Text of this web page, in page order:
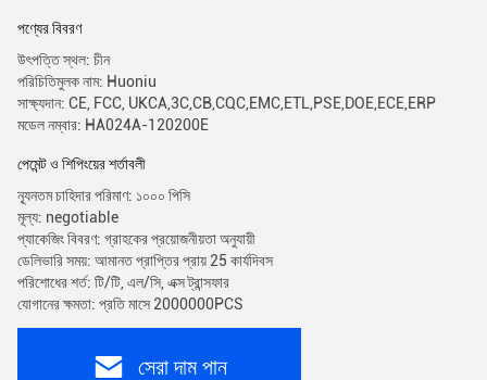
পণ্যের বিবরণ
উৎপত্তি স্থল: চীন
পরিচিতিমুলক নাম: Huoniu
সাক্ষ্যদান: CE, FCC, UKCA,3C,CB,CQC,EMC,ETL,PSE,DOE,ECE,ERP
মডেল নম্বার: HA024A-120200E
পেমেন্ট ও শিপিংয়ের শর্তাবলী
ন্যূনতম চাহিদার পরিমাণ: ১০০০ পিসি
মূল্য: negotiable
প্যাকেজিং বিবরণ: গ্রাহকের প্রয়োজনীয়তা অনুযায়ী
ডেলিভারি সময়: আমানত প্রাপ্তির প্রায় 25 কার্যদিবস
পরিশোধের শর্ত: টি/টি, এল/সি, এক্স ট্রান্সফার
যোগানের ক্ষমতা: প্রতি মাসে 2000000PCS
সেরা দাম পান